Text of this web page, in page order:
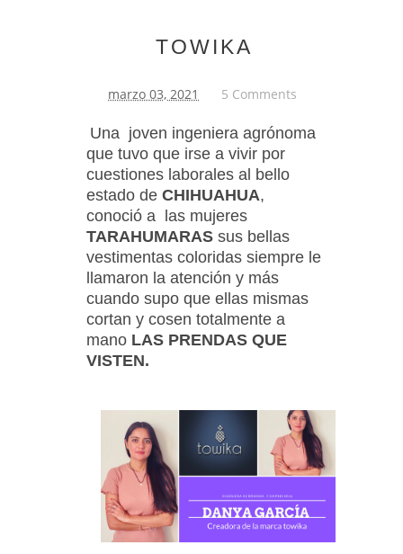
TOWIKA
marzo 03, 2021 5 Comments
Una joven ingeniera agrónoma
que tuvo que irse a vivir por
cuestiones laborales al bello
estado de CHIHUAHUA,
conoció a las mujeres
TARAHUMARAS sus bellas
vestimentas coloridas siempre le
llamaron la atención y más
cuando supo que ellas mismas
cortan y cosen totalmente a
mano LAS PRENDAS QUE
VISTEN.